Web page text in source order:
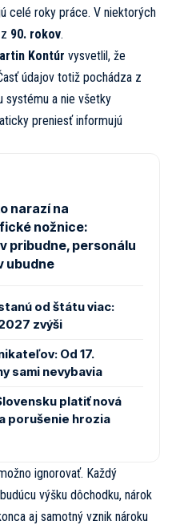
celé roky práce. V niektorých
90. rokov.
Kontúr vysvetlil, že
údajov totiž pochádza z
systému a nie všetky
preniesť informujú
narazí na
nožnice:
pribudne, personálu
ubudne
od štátu viac:
zvýši
Od 17.
sami nevybavia
platiť nová
porušenie hrozia
ignorovať. Každý
výšku dôchodku, nárok
aj samotný vznik nároku